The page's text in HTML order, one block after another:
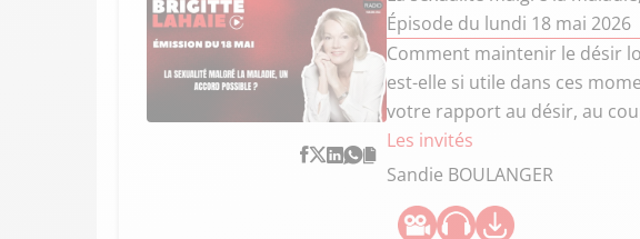
Épisode du lundi 18 mai 2026
Comment maintenir le désir
est-elle si utile dans ces
votre rapport au désir, au
Les invités
Sandie BOULANGER